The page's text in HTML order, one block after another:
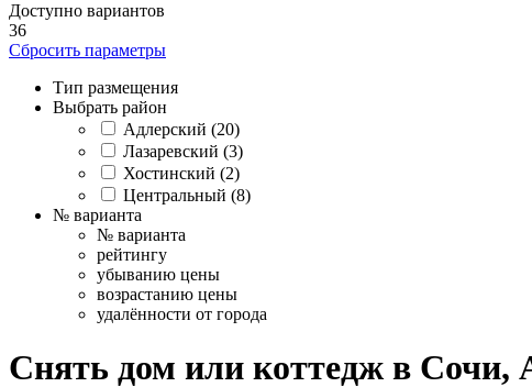
Доступно вариантов
36
Сбросить параметры
Тип размещения
Выбрать район
Адлерский (20)
Лазаревский (3)
Хостинский (2)
Центральный (8)
№ варианта
№ варианта
рейтингу
убыванию цены
возрастанию цены
удалённости от города
Cнять дом или коттедж в Сочи,